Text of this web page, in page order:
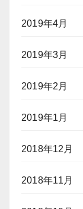
2019年4月
2019年3月
2019年2月
2019年1月
2018年12月
2018年11月